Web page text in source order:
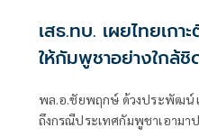
เสธ.ทบ. เผยไทยเก
ให้กัมพูชาอย่างใกล้ชิ
พล.อ.ชัยพฤกษ์ ด้วงประพัฒน์
ถึงกรณีประเทศกัมพูชาเอามา